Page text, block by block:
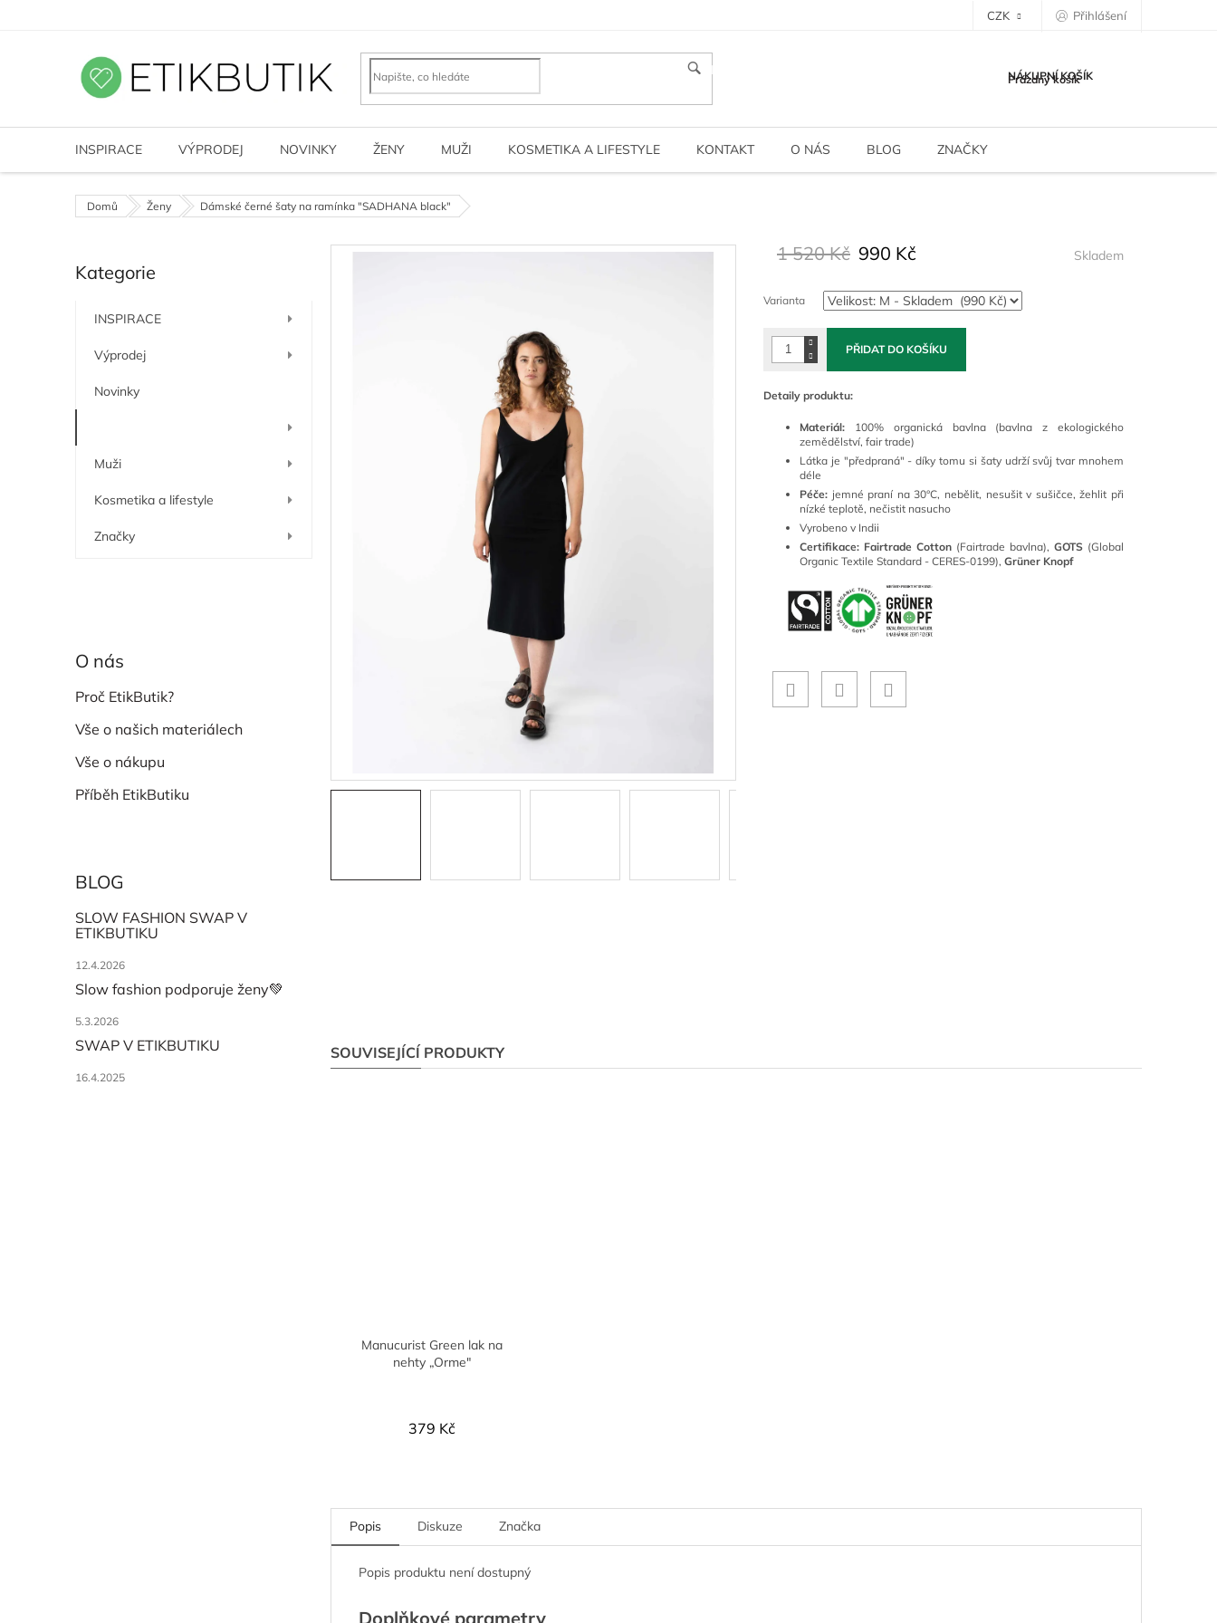
CZK Přihlášení
HLEDAT NÁKUPNÍ KOŠÍK
Prázdný košík
INSPIRACE VÝPRODEJ NOVINKY ŽENY MUŽI KOSMETIKA A LIFESTYLE KONTAKT O NÁS BLOG ZNAČKY
Domů Ženy Dámské černé šaty na ramínka "SADHANA black"
o
í
a
Přeskočit
kategorie
Kategorie
INSPIRACE
Výprodej
Novinky
Muži
Kosmetika a lifestyle
Značky
O nás
Proč EtikButik?
Vše o našich materiálech
Vše o nákupu
Příběh EtikButiku
BLOG
SLOW FASHION SWAP V
ETIKBUTIKU
12.4.2026
Slow fashion podporuje ženy💚
5.3.2026
SWAP V ETIKBUTIKU
16.4.2025
1 520 Kč 990 Kč
cena:
Skladem
Varianta
PŘIDAT DO KOŠÍKU
Detaily produktu:
Materiál: 100% organická bavlna (bavlna z ekologického
zemědělství, fair trade)
Látka je "předpraná" - díky tomu si šaty udrží svůj tvar mnohem
déle
Péče: jemné praní na 30°C, nebělit, nesušit v sušičce, žehlit při
nízké teplotě, nečistit nasucho
Vyrobeno v Indii
Certifikace: Fairtrade Cotton (Fairtrade bavlna), GOTS (Global
Organic Textile Standard - CERES-0199), Grüner Knopf
SOUVISEJÍCÍ PRODUKTY
Manucurist Green lak na
nehty „Orme"
379 Kč
Popis Diskuze Značka
Popis produktu není dostupný
Doplňkové parametry